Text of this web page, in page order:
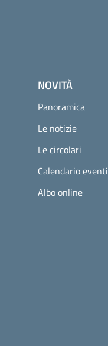
NOVITÀ
Panoramica
Le notizie
Le circolari
Calendario eventi
Albo online